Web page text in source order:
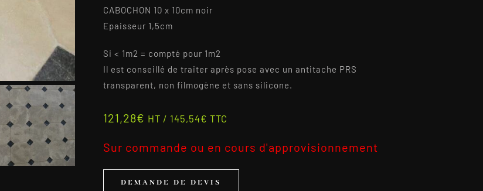
CABOCHON 10 x 10cm noir
Epaisseur 1,5cm
Si < 1m2 = compté pour 1m2
Il est conseillé de traiter après pose avec un antitache PRS
transparent, non filmogène et sans silicone.
121,28€ HT / 145,54€ TTC
Sur commande ou en cours d'approvisionnement
DEMANDE DE DEVIS